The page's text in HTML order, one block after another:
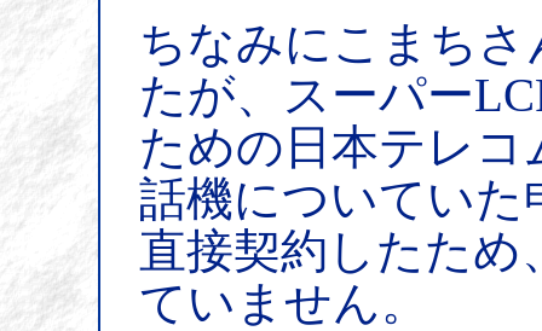
ちなみにこまち
たが、スーパー
ための日本テレ
話機についていた
直接契約したため
ていません。